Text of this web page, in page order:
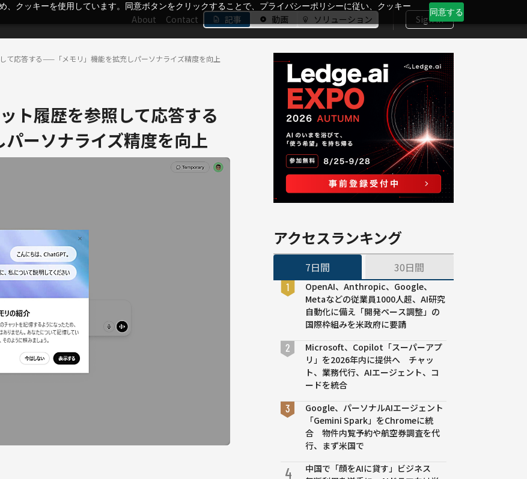
、クッキーを使用しています。同意ボタンをクリックすることで、プライバシーポリシーに従い、クッキー
同意する
About Contact 記事 動画 ソリューション Sign In
て応答する——「メモリ」機能を拡充しパーソナライズ精度を向上
ト履歴を参照して応答する
ーソナライズ精度を向上
アクセスランキング
7日間 30日間
OpenAI、Anthropic、Google、
Metaなどの従業員1000人超、AI研究
自動化に備え「開発ペース調整」の
国際枠組みを米政府に要請
Microsoft、Copilot「スーパーアプ
リ」を2026年内に提供へ チャッ
ト、業務代行、AIエージェント、コ
ードを統合
Google、パーソナルAIエージェント
「Gemini Spark」をChromeに統
合 物件内覧予約や航空券調査を代
行、まず米国で
4
中国で「顔をAIに貸す」ビジネス